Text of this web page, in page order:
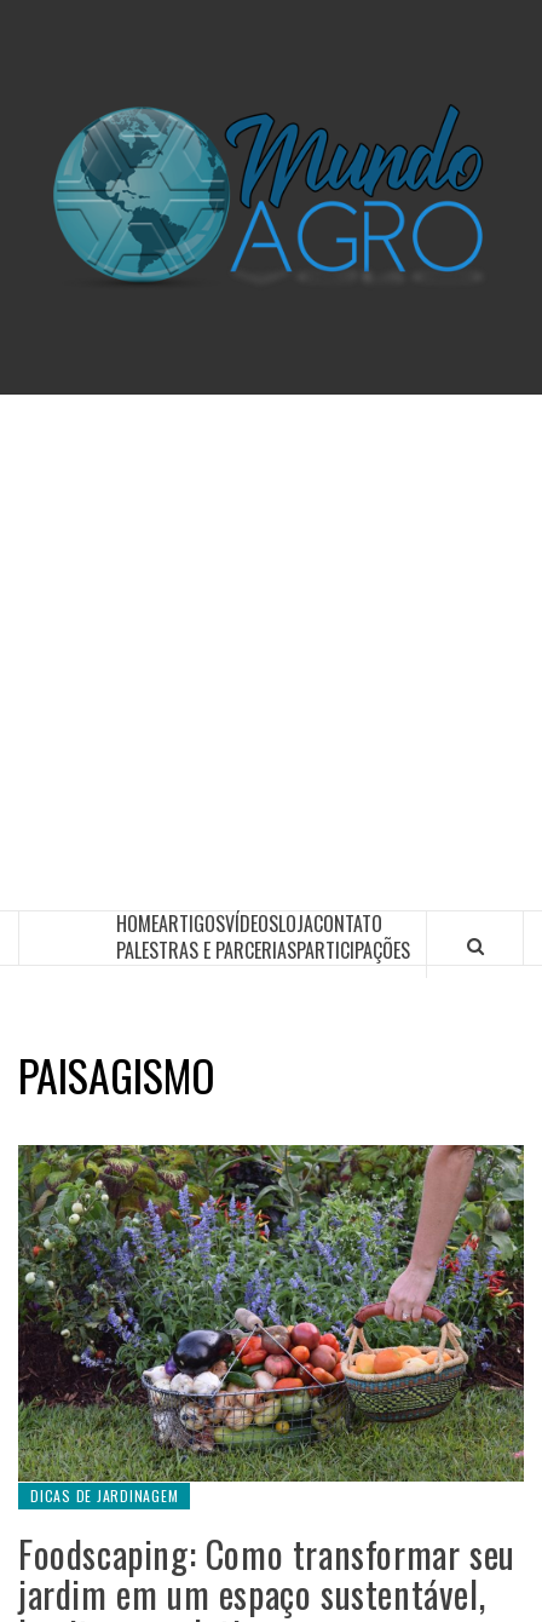
HOMEARTIGOSVÍDEOSLOJACONTATO
PALESTRAS E PARCERIASPARTICIPAÇÕES
PAISAGISMO
DICAS DE JARDINAGEM
Foodscaping: Como transformar seu
jardim em um espaço sustentável,